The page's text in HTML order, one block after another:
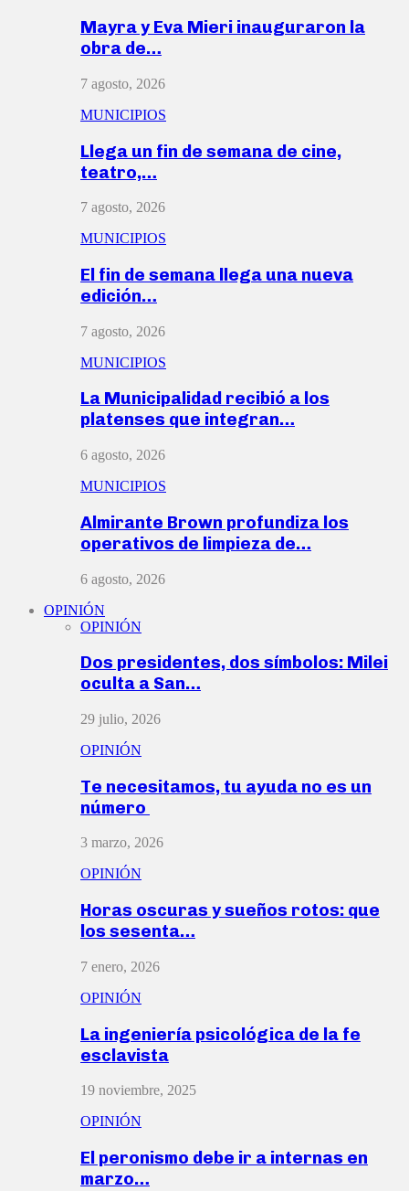
Mayra y Eva Mieri inauguraron la
obra de…
7 agosto, 2026
MUNICIPIOS
Llega un fin de semana de cine,
teatro,…
7 agosto, 2026
MUNICIPIOS
El fin de semana llega una nueva
edición…
7 agosto, 2026
MUNICIPIOS
La Municipalidad recibió a los
platenses que integran…
6 agosto, 2026
MUNICIPIOS
Almirante Brown profundiza los
operativos de limpieza de…
6 agosto, 2026
OPINIÓN
OPINIÓN
Dos presidentes, dos símbolos: Milei
oculta a San…
29 julio, 2026
OPINIÓN
Te necesitamos, tu ayuda no es un
número
3 marzo, 2026
OPINIÓN
Horas oscuras y sueños rotos: que
los sesenta…
7 enero, 2026
OPINIÓN
La ingeniería psicológica de la fe
esclavista
19 noviembre, 2025
OPINIÓN
El peronismo debe ir a internas en
marzo…